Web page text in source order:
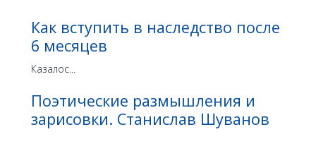
Как вступить в наследство после
6 месяцев
Казалос...
Поэтические размышления и
зарисовки. Станислав Шуванов